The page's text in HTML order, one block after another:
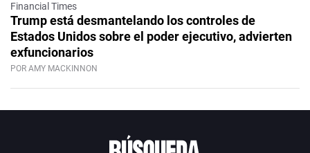
Financial Times
Trump está desmantelando los controles de
Estados Unidos sobre el poder ejecutivo, advierten
exfuncionarios
POR AMY MACKINNON